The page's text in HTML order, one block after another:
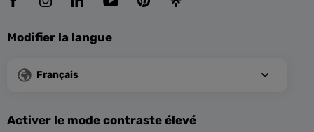
Modifier la langue
Français
Activer le mode contraste élevé